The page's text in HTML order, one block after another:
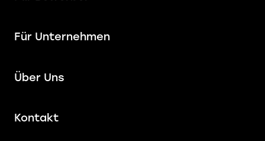
Für Unternehmen
Über Uns
Kontakt